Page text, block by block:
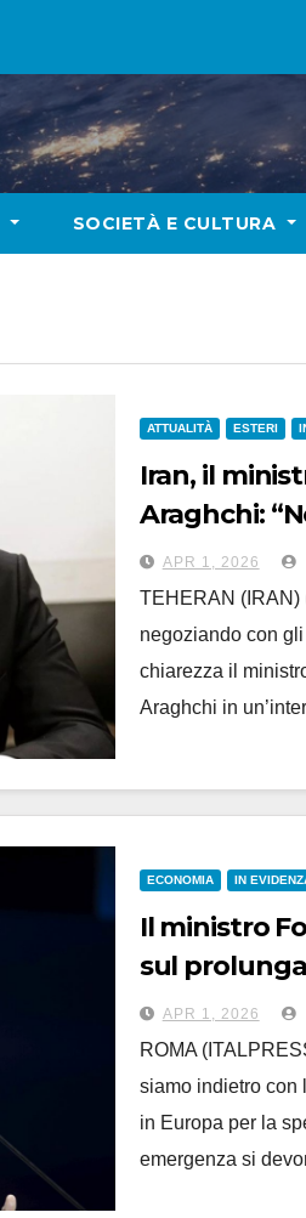
SOCIETÀ E CULTURA
ATTUALITÀ ESTERI
Iran, il
Araghchi:
con gli Stati
APR 1, 2026
TEHERAN (IRAN)
negoziando con
chiarezza il
Araghchi in
ECONOMIA IN
Il ministro
sul
accise”
APR 1, 2026
ROMA
siamo indietro con
in Europa per la
emergenza si